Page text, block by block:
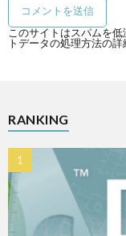
このサイトはスパムを
トデータの処理方法の
RANKING